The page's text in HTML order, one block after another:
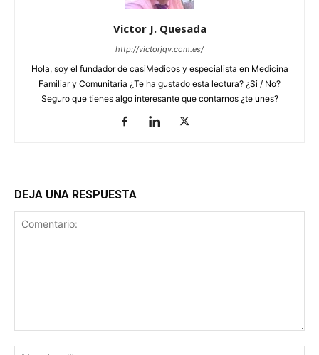
Victor J. Quesada
http://victorjqv.com.es/
Hola, soy el fundador de casiMedicos y especialista en Medicina
Familiar y Comunitaria ¿Te ha gustado esta lectura? ¿Si / No?
Seguro que tienes algo interesante que contarnos ¿te unes?
DEJA UNA RESPUESTA